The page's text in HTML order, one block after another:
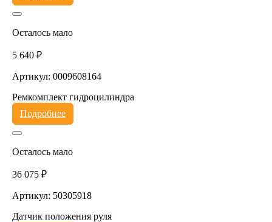
Осталось мало
5 640 ₽
Артикул: 0009608164
Ремкомплект гидроцилиндра
Подробнее
Осталось мало
36 075 ₽
Артикул: 50305918
Датчик положения руля